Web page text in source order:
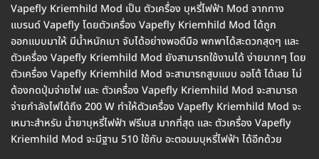
Vapefly Kriemhild Mod เป็น ตัวเครื่อง บุหรี่ไฟฟ้า Mod จากทาง
แบรนด์ Vapefly โดยตัวเครื่อง Vapefly Kriemhild Mod ได้ถูก
ออกแบบมาให้ มีน้ำหนักเบา จับได้อย่างพอดีมือ พกพาได้สะดวกสุดๆ และ
ตัวเครื่อง Vapefly Kriemhild Mod ยังสามารถใช้งานได้ ง่ายมากๆ โดย
ตัวเครื่อง Vapefly Kriemhild Mod จะสามารถสูบแบบ ออโต้ ได้เลย ไม่
ต้องกดปุ่มจ่ายไฟ และ ตัวเครื่อง Vapefly Kriemhild Mod จะสามารถ
จ่ายกำลังไฟได้ถึง 200 W ทำให้ตัวเครื่อง Vapefly Kriemhild Mod จะ
เหมาะสำหรับ น้ำยาบุหรี่ไฟฟ้า ฟรีเบส มากที่สุด และ ตัวเครื่อง Vapefly
Kriemhild Mod จะมีฐาน 510 ใช้กับ อะตอมมบุหรี่ไฟฟ้า ได้อีกด้วย